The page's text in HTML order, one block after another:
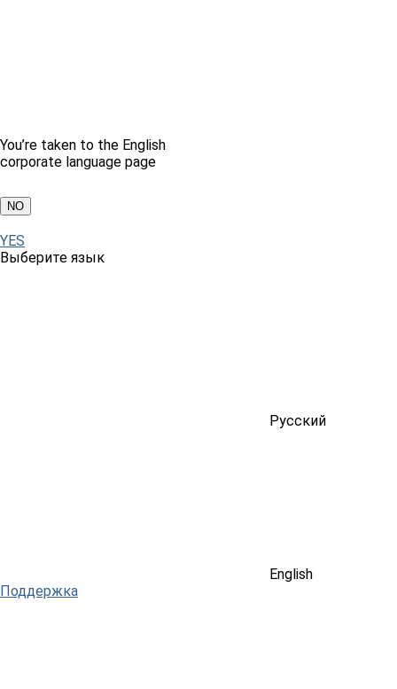
You’re taken to the English
corporate language page
NO
YES
Выберите язык
Русский
English
Поддержка